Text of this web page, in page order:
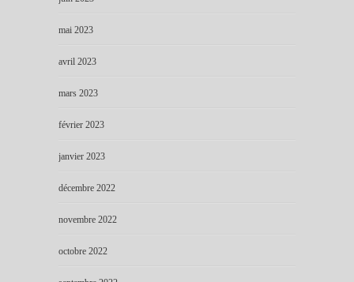
mai 2023
avril 2023
mars 2023
février 2023
janvier 2023
décembre 2022
novembre 2022
octobre 2022